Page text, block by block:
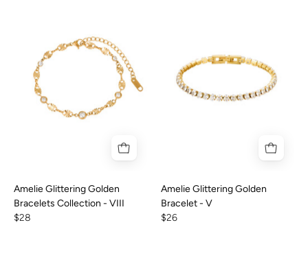
Amelie Glittering Golden
Bracelets Collection - VIII
$28
Amelie Glittering Golden
Bracelet - V
$26